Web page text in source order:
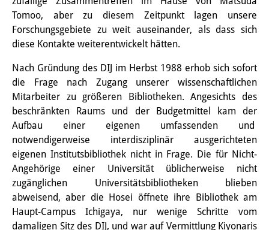
Bibliothek
Die Bibliothek ist für die
Öffentlichkeit zugänglich.
Bitte melden Sie sich vorher an.
Information
Katalog
Bandō-Sammlung
Dreisprachiges Glossar der
Demographie
Tomoo, aber zu diesem Zeitpunkt lagen unsere
Forschungsgebiete zu weit auseinander, als dass sich
diese Kontakte weiterentwickelt hätten.
Nach Gründung des DIJ im Herbst 1988 erhob sich sofort
die Frage nach Zugang unserer wissenschaftlichen
Mitarbeiter zu größeren Bibliotheken. Angesichts des
beschränkten Raums und der Budgetmittel kam der
Aufbau einer eigenen umfassenden und
notwendigerweise interdisziplinär ausgerichteten
eigenen Institutsbibliothek nicht in Frage. Die für Nicht-
Angehörige einer Universität üblicherweise nicht
zugänglichen Universitätsbibliotheken blieben
abweisend, aber die Hosei öffnete ihre Bibliothek am
Haupt-Campus Ichigaya, nur wenige Schritte vom
damaligen Sitz des DIJ, und war auf Vermittlung Kiyonaris